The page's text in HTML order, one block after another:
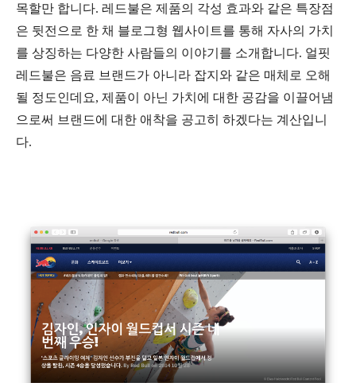
목할만 합니다. 레드불은 제품의 각성 효과와 같은 특장점
은 뒷전으로 한 채 블로그형 웹사이트를 통해 자사의 가치
를 상징하는 다양한 사람들의 이야기를 소개합니다. 얼핏
레드불은 음료 브랜드가 아니라 잡지와 같은 매체로 오해
될 정도인데요, 제품이 아닌 가치에 대한 공감을 이끌어냄
으로써 브랜드에 대한 애착을 공고히 하겠다는 계산입니
다.